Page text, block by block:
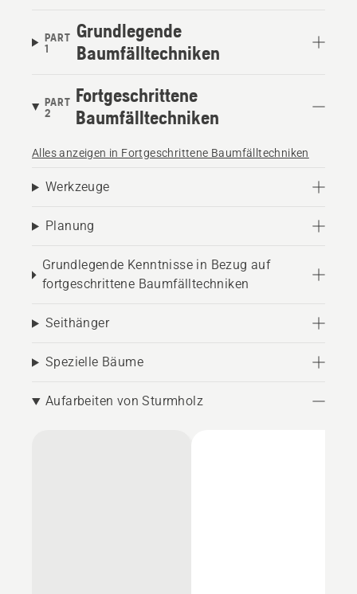
PART
1
Grundlegende
Baumfälltechniken
PART
2
Fortgeschrittene
Baumfälltechniken
Alles anzeigen in Fortgeschrittene Baumfälltechniken
Werkzeuge
Planung
Grundlegende Kenntnisse in Bezug auf
fortgeschrittene Baumfälltechniken
Seithänger
Spezielle Bäume
Aufarbeiten von Sturmholz